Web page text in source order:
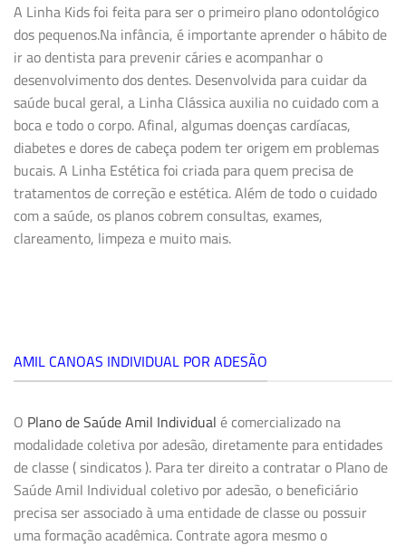
A Linha Kidsfoi feita para ser o primeiro plano odontológico
dos pequenos.Na infância, é importante aprender o hábito de
ir ao dentista para prevenir cáries e acompanhar o
desenvolvimento dos dentes. Desenvolvida para cuidar da
saúde bucal geral, a Linha Clássicaauxilia no cuidado com a
boca e todo o corpo. Afinal, algumas doenças cardíacas,
diabetes e dores de cabeça podem ter origem em problemas
bucais. A Linha Estéticafoi criada para quem precisa de
tratamentos de correção e estética. Além de todo o cuidado
com a saúde, os planos cobrem consultas, exames,
clareamento, limpeza e muito mais.
AMIL CANOAS INDIVIDUAL POR ADESÃO
O Plano de Saúde Amil Individual é comercializado na
modalidade coletiva por adesão, diretamente para entidades
de classe ( sindicatos ). Para ter direito a contratar o Plano de
Saúde Amil Individual coletivo por adesão, o beneficiário
precisa ser associado à uma entidade de classe ou possuir
uma formação acadêmica. Contrate agora mesmo o